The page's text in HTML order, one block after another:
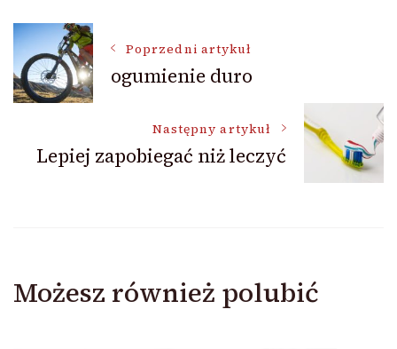
Nawigacja
wpisu
Poprzedni artykuł
ogumienie duro
Następny artykuł
Lepiej zapobiegać niż leczyć
Możesz również polubić